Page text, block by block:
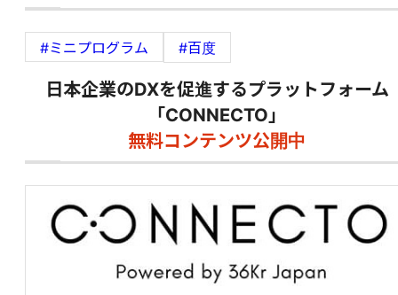
#ミニプログラム #百度
日本企業のDXを促進するプラットフォーム
「CONNECTO」
無料コンテンツ公開中